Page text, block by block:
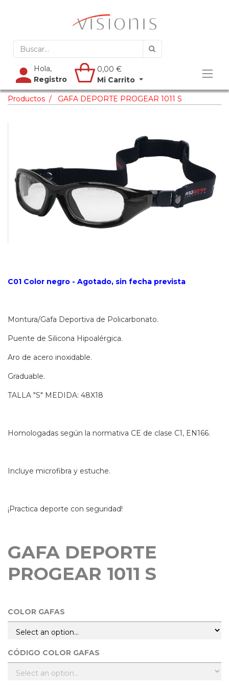
Hola,
Registro
0,00 €
Mi Carrito
Productos GAFA DEPORTE PROGEAR 1011 S
C01 Color negro - Agotado, sin fecha prevista
Montura/Gafa Deportiva de Policarbonato.
Puente de Silicona Hipoalérgica.
Aro de acero inoxidable.
Graduable.
TALLA "S" MEDIDA: 48X18
Homologadas según la normativa CE de clase C1, EN166.
Incluye microfibra y estuche.
¡Practica deporte con seguridad!
GAFA DEPORTE
PROGEAR 1011 S
COLOR GAFAS
CÓDIGO COLOR GAFAS